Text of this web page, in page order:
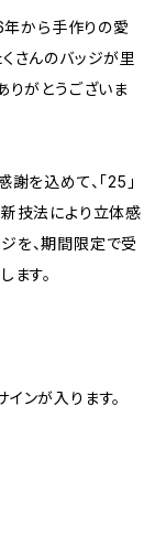
から手作りの愛
さんのバッジが里
りがとうございま
を込めて、「25」
新技法により立体感
を、期間限定で受
ます。
ンが入ります。